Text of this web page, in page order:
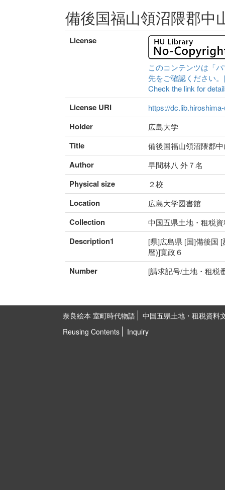
備後国福山領沼隈郡中
License
このコンテンツは「
先をご確認ください
Check the link for
License URI https://
Holder 広島大学
Title 備後国福山領沼隈郡
Author 早間林八 外７名
Physical size ２校
Location 広島大学図書館
Collection 中国五県土地・租税
Description1
[県]広島県 [国]備後国
暦)]寛政６
Number [請求記号/土地・租税
奈良絵本 室町時代物語
中国五県土地・租税資料
Reusing Contents
Inquiry